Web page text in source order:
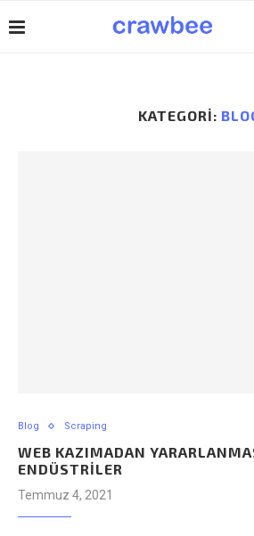
KATEGORI:
Blog Scraping
WEB KAZIMADAN
ENDÜSTRILER
Temmuz 4, 2021